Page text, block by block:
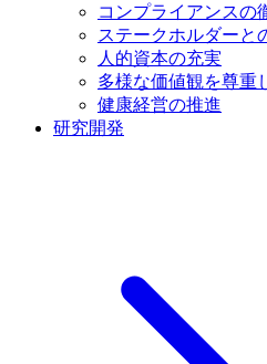
コンプライアンスの
ステークホルダーと
人的資本の充実
多様な価値観を尊重
健康経営の推進
研究開発